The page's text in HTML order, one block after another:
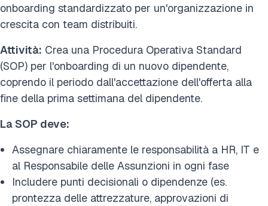
onboarding standardizzato per un'organizzazione in
crescita con team distribuiti.
Attività: Crea una Procedura Operativa Standard
(SOP) per l'onboarding di un nuovo dipendente,
coprendo il periodo dall'accettazione dell'offerta alla
fine della prima settimana del dipendente.
La SOP deve:
Assegnare chiaramente le responsabilità a HR, IT e
al Responsabile delle Assunzioni in ogni fase
Includere punti decisionali o dipendenze (es.
prontezza delle attrezzature, approvazioni di